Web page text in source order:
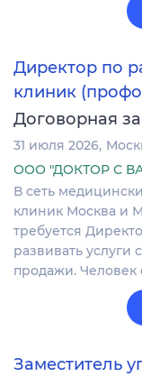
Директор по
клиник
Договорная
31 июля 2026
ООО "ДОКТОР С
В сеть
клиник Москва и
требуется
развивать
продажи.
Заместитель